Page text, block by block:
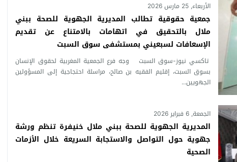
الأربعاء, 25 مارس 2026
جمعية حقوقية تطالب المديرية الجهوية للصحة ببني
ملال بالتحقيق في اتهامات بالامتناع عن تقديم
الإسعافات لسبعيني بمستشفى سوق السبت
تاكسي نيوز-سوق السبت وجه فرع الجمعية المغربية لحقوق الإنسان
بسوق السبت، إقليم الفقيه بن صالح، مراسلة احتجاجية إلى المسؤولين
الجهويين...
الجمعة, 6 فبراير 2026
المديرية الجهوية للصحة ببني ملال خنيفرة تنظم ورشة
جهوية حول التواصل والاستجابة السريعة خلال الأزمات
الصحية